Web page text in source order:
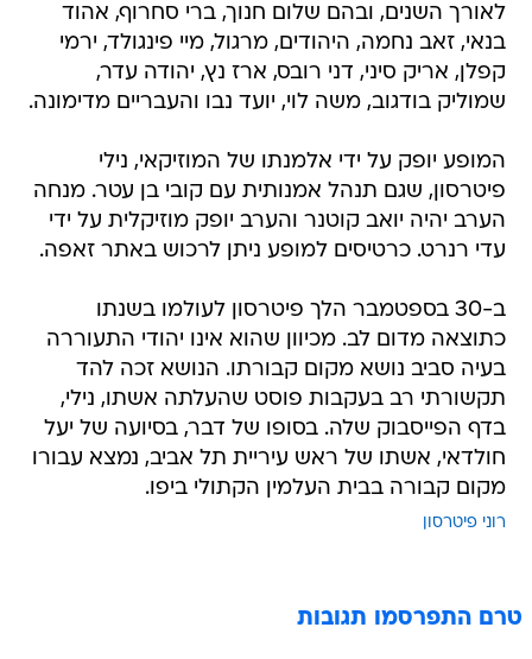
לאורך השנים, ובהם שלום חנוך, ברי סחרוף, אהוד
בנאי, זאב נחמה, היהודים, מרגול, מיי פינגולד, ירמי
קפלן, אריק סיני, דני רובס, ארז נץ, יהודה עדר,
שמוליק בודגוב, משה לוי, יועד נבו והעבריים מדימונה.
המופע יופק על ידי אלמנתו של המוזיקאי, נילי
פיטרסון, שגם תנהל אמנותית עם קובי בן עטר. מנחה
הערב יהיה יואב קוטנר והערב יופק מוזיקלית על ידי
עדי רנרט. כרטיסים למופע ניתן לרכוש באתר זאפה.
ב-30 בספטמבר הלך פיטרסון לעולמו בשנתו
כתוצאה מדום לב. מכיוון שהוא אינו יהודי התעוררה
בעיה סביב נושא מקום קבורתו. הנושא זכה להד
תקשורתי רב בעקבות פוסט שהעלתה אשתו, נילי,
בדף הפייסבוק שלה. בסופו של דבר, בסיועה של יעל
חולדאי, אשתו של ראש עיריית תל אביב, נמצא עבורו
מקום קבורה בבית העלמין הקתולי ביפו.
רוני פיטרסון
טרם התפרסמו תגובות